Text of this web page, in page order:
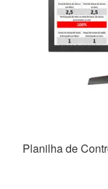
Planilha de